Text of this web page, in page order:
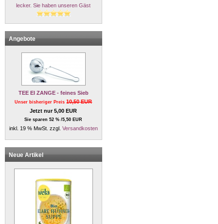
lecker. Sie haben unseren Gäst
Angebote
TEE EI ZANGE - feines Sieb
Unser bisheriger Preis10,50 EUR
Jetzt nur 5,00 EUR
Sie sparen 52 % /5,50 EUR
inkl. 19 % MwSt. zzgl. Versandkosten
Neue Artikel